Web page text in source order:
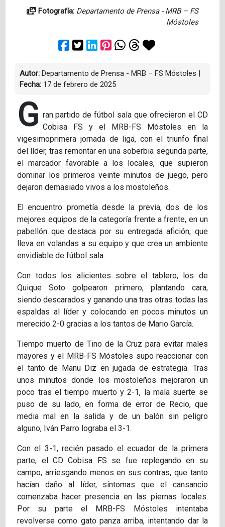
Fotografía: Departamento de Prensa - MRB – FS
Móstoles
Autor: Departamento de Prensa - MRB – FS Móstoles |
Fecha: 17 de febrero de 2025
G ran partido de fútbol sala que ofrecieron el CD
Cobisa FS y el MRB-FS Móstoles en la
vigesimoprimera jornada de liga, con el triunfo final
del líder, tras remontar en una soberbia segunda parte,
el marcador favorable a los locales, que supieron
dominar los primeros veinte minutos de juego, pero
dejaron demasiado vivos a los mostoleños.
El encuentro prometía desde la previa, dos de los
mejores equipos de la categoría frente a frente, en un
pabellón que destaca por su entregada afición, que
lleva en volandas a su equipo y que crea un ambiente
envidiable de fútbol sala.
Con todos los alicientes sobre el tablero, los de
Quique Soto golpearon primero, plantando cara,
siendo descarados y ganando una tras otras todas las
espaldas al líder y colocando en pocos minutos un
merecido 2-0 gracias a los tantos de Mario García.
Tiempo muerto de Tino de la Cruz para evitar males
mayores y el MRB-FS Móstoles supo reaccionar con
el tanto de Manu Diz en jugada de estrategia. Tras
unos minutos donde los mostoleños mejoraron un
poco tras el tiempo muerto y 2-1, la mala suerte se
puso de su lado, en forma de error de Recio, que
media mal en la salida y de un balón sin peligro
alguno, Iván Parro lograba el 3-1.
Con el 3-1, recién pasado el ecuador de la primera
parte, el CD Cobisa FS se fue replegando en su
campo, arriesgando menos en sus contras, que tanto
hacían daño al líder, síntomas que el cansancio
comenzaba hacer presencia en las piernas locales.
Por su parte el MRB-FS Móstoles intentaba
revolverse como gato panza arriba, intentando dar la